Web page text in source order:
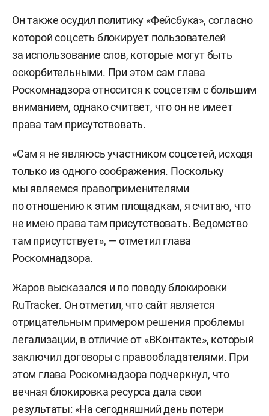
Он также осудил политику «Фейсбука», согласно
которой соцсеть блокирует пользователей
за использование слов, которые могут быть
оскорбительными. При этом сам глава
Роскомнадзора относится к соцсетям с большим
вниманием, однако считает, что он не имеет
права там присутствовать.
«Сам я не являюсь участником соцсетей, исходя
только из одного соображения. Поскольку
мы являемся правоприменителями
по отношению к этим площадкам, я считаю, что
не имею права там присутствовать. Ведомство
там присутствует», — отметил глава
Роскомнадзора.
Жаров высказался и по поводу блокировки
RuTracker. Он отметил, что сайт является
отрицательным примером решения проблемы
легализации, в отличие от «ВКонтакте», который
заключил договоры с правообладателями. При
этом глава Роскомнадзора подчеркнул, что
вечная блокировка ресурса дала свои
результаты: «На сегодняшний день потери